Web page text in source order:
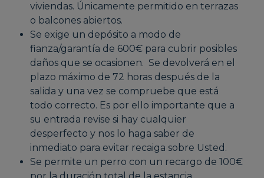
viviendas. Únicamente permitido en terrazas
o balcones abiertos.
Se exige un depósito a modo de
fianza/garantía de 600€ para cubrir posibles
daños que se ocasionen. Se devolverá en el
plazo máximo de 72 horas después de la
salida y una vez se compruebe que está
todo correcto. Es por ello importante que a
su entrada revise si hay cualquier
desperfecto y nos lo haga saber de
inmediato para evitar recaiga sobre Usted.
Se permite un perro con un recargo de 100€